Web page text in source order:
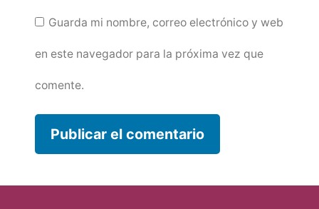
Guarda mi nombre, correo electrónico y web
en este navegador para la próxima vez que
comente.